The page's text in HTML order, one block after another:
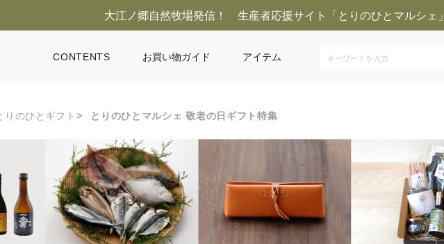
大江ノ郷自然牧場発信！ 生産者応援サイト「とりのひとマルシェ」
CONTENTS お買い物ガイド アイテム
りのひとギフト とりのひとマルシェ 敬老の日ギフト特集